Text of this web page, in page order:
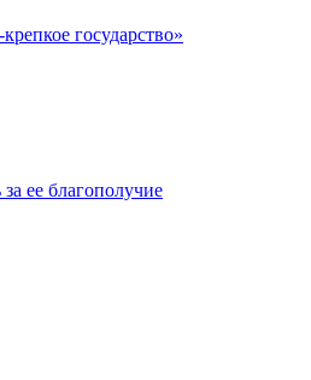
государство»
ее благополучие